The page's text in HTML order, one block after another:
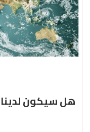
هل سيكون